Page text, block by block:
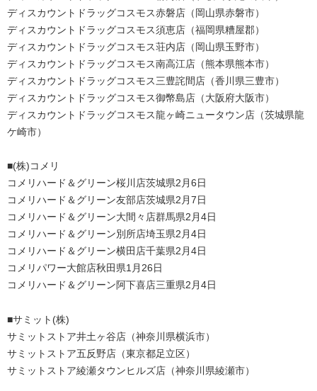
ディスカウントドラッグコスモス赤磐店（岡山県赤磐市）
ディスカウントドラッグコスモス須恵店（福岡県糟屋郡）
ディスカウントドラッグコスモス荘内店（岡山県玉野市）
ディスカウントドラッグコスモス南高江店（熊本県熊本市）
ディスカウントドラッグコスモス三豊詫間店（香川県三豊市）
ディスカウントドラッグコスモス御幣島店（大阪府大阪市）
ディスカウントドラッグコスモス龍ヶ崎ニュータウン店（茨城県龍
ケ崎市）
■(株)コメリ
コメリハード＆グリーン桜川店茨城県2月6日
コメリハード＆グリーン友部店茨城県2月7日
コメリハード＆グリーン大間々店群馬県2月4日
コメリハード＆グリーン別所店埼玉県2月4日
コメリハード＆グリーン横田店千葉県2月4日
コメリパワー大館店秋田県1月26日
コメリハード＆グリーン阿下喜店三重県2月4日
■サミット(株)
サミットストア井土ヶ谷店（神奈川県横浜市）
サミットストア五反野店（東京都足立区）
サミットストア綾瀬タウンヒルズ店（神奈川県綾瀬市）